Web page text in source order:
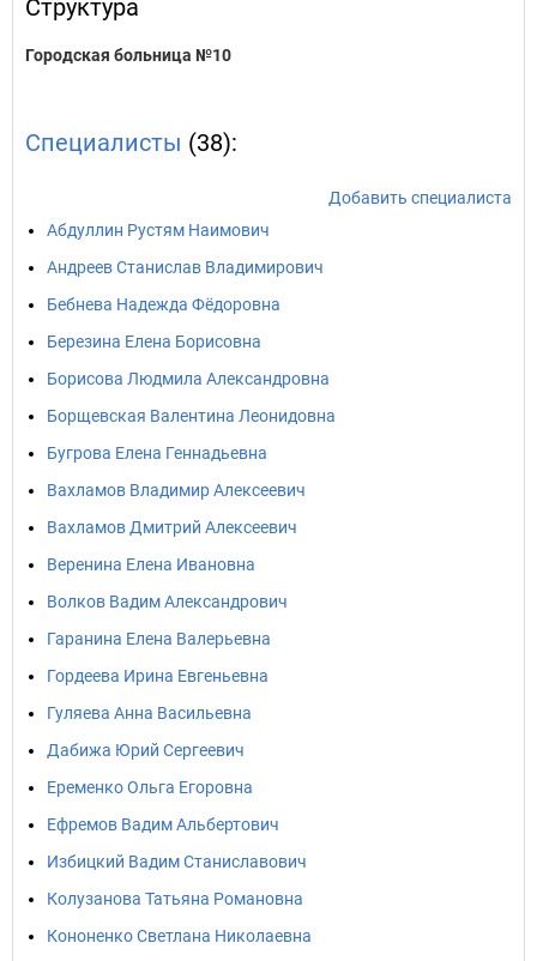
Структура
Городская больница №10
Специалисты (38):
Добавить специалиста
Абдуллин Рустям Наимович
Андреев Станислав Владимирович
Бебнева Надежда Фёдоровна
Березина Елена Борисовна
Борисова Людмила Александровна
Борщевская Валентина Леонидовна
Бугрова Елена Геннадьевна
Вахламов Владимир Алексеевич
Вахламов Дмитрий Алексеевич
Веренина Елена Ивановна
Волков Вадим Александрович
Гаранина Елена Валерьевна
Гордеева Ирина Евгеньевна
Гуляева Анна Васильевна
Дабижа Юрий Сергеевич
Еременко Ольга Егоровна
Ефремов Вадим Альбертович
Избицкий Вадим Станиславович
Колузанова Татьяна Романовна
Кононенко Светлана Николаевна